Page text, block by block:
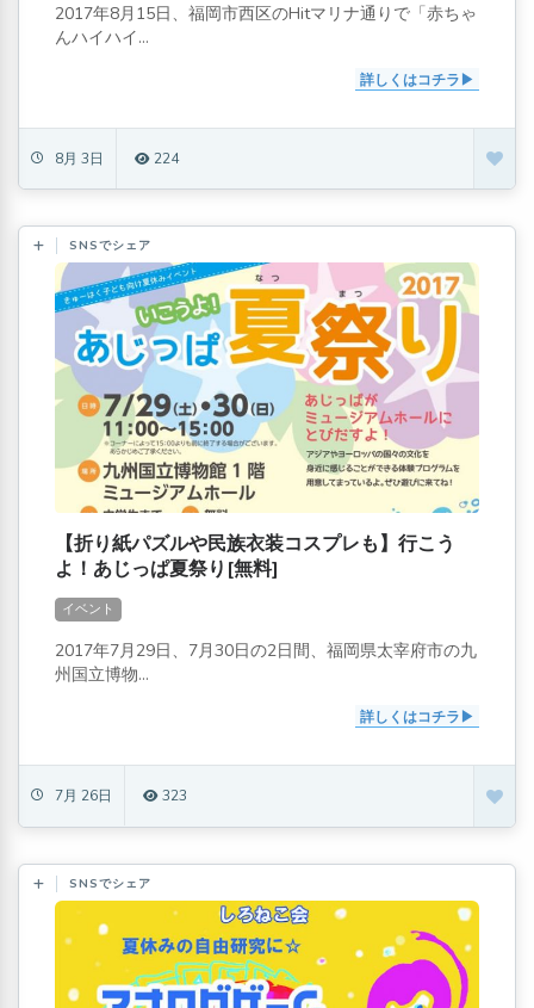
2017年8月15日、福岡市西区のHitマリナ通りで「赤ちゃ
んハイハイ...
詳しくはコチラ
8月 3日 224
SNSでシェア
【折り紙パズルや民族衣装コスプレも】行こう
よ！あじっぱ夏祭り[無料]
イベント
2017年7月29日、7月30日の2日間、福岡県太宰府市の九
州国立博物...
詳しくはコチラ
7月 26日 323
SNSでシェア